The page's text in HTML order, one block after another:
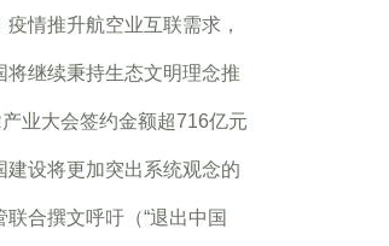
情推升航空业互联需求，
将继续秉持生态文明理念推
业大会签约金额超716亿元
建设将更加突出系统观念的
合撰文呼吁（“退出中国